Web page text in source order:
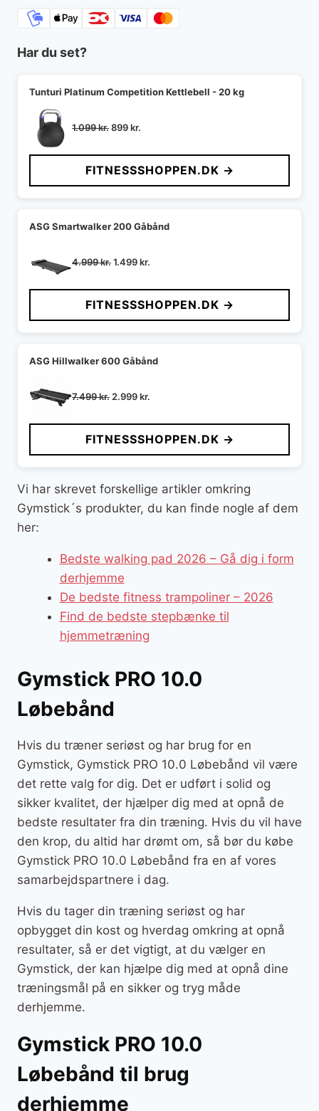
Har du set?
Tunturi Platinum Competition Kettlebell - 20 kg
1.099kr.Den
pris
var:
1.099 kr..
899kr.
pris
er:
899 kr..
FITNESSSHOPPEN.DK →
ASG Smartwalker 200 Gåbånd
4.999kr.Den
pris
var:
4.999 kr..
1.499kr.
pris
er:
1.499 kr..
FITNESSSHOPPEN.DK →
ASG Hillwalker 600 Gåbånd
7.499kr. Den
pris
var:
7.499 kr..
2.999kr.
pris
er:
2.999 kr..
FITNESSSHOPPEN.DK →
Vi har skrevet forskellige artikler omkring
Gymstick´s produkter, du kan finde nogle af dem
her:
Bedste walking pad 2026 – Gå dig i form
derhjemme
De bedste fitness trampoliner – 2026
Find de bedste stepbænke til
hjemmetræning
Gymstick PRO 10.0
Løbebånd
Hvis du træner seriøst og har brug for en
Gymstick, Gymstick PRO 10.0 Løbebånd vil være
det rette valg for dig. Det er udført i solid og
sikker kvalitet, der hjælper dig med at opnå de
bedste resultater fra din træning. Hvis du vil have
den krop, du altid har drømt om, så bør du købe
Gymstick PRO 10.0 Løbebånd fra en af vores
samarbejdspartnere i dag.
Hvis du tager din træning seriøst og har
opbygget din kost og hverdag omkring at opnå
resultater, så er det vigtigt, at du vælger en
Gymstick, der kan hjælpe dig med at opnå dine
træningsmål på en sikker og tryg måde
derhjemme.
Gymstick PRO 10.0
Løbebånd til brug
derhjemme